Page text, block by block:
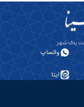
واتساپ
ایتا